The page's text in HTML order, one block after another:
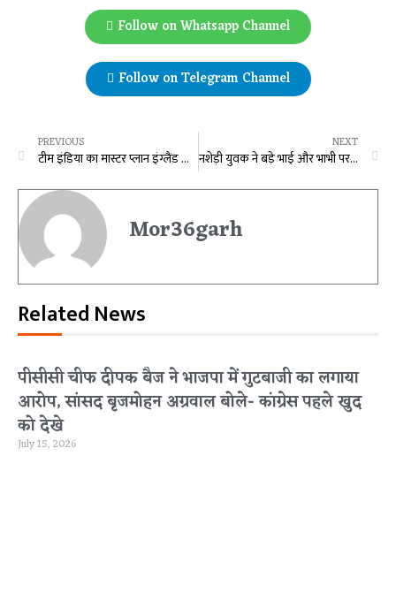
Follow on Whatsapp Channel
Follow on Telegram Channel
PREVIOUS
टीम इंडिया का मास्टर प्लान इंग्लैंड की लिए बनेगा मुसीबत, अय्यर की जगह ये खूंखार बल्लेबाज लगाएगा गेंदबाजों की क्लास !
NEXT
नशेड़ी युवक ने बड़े भाई और भाभी पर किया चाकू से हमला, गिरफ्तार
Mor36garh
Related News
पीसीसी चीफ दीपक बैज ने भाजपा में गुटबाजी का लगाया
आरोप, सांसद बृजमोहन अग्रवाल बोले- कांग्रेस पहले खुद
को देखे
July 15, 2026